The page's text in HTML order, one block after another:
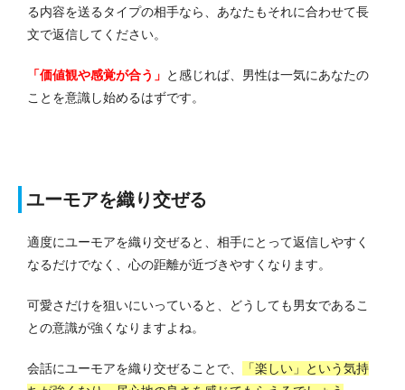
る内容を送るタイプの相手なら、あなたもそれに合わせて長
文で返信してください。
「価値観や感覚が合う」 と感じれば、男性は一気にあなたの
ことを意識し始めるはずです。
ユーモアを織り交ぜる
適度にユーモアを織り交ぜると、相手にとって返信しやすく
なるだけでなく、心の距離が近づきやすくなります。
可愛さだけを狙いにいっていると、どうしても男女であるこ
との意識が強くなりますよね。
会話にユーモアを織り交ぜることで、
「楽しい」という気持